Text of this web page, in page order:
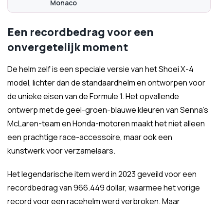
Monaco
Een recordbedrag voor een
onvergetelijk moment
De helm zelf is een speciale versie van het Shoei X-4
model, lichter dan de standaardhelm en ontworpen voor
de unieke eisen van de Formule 1. Het opvallende
ontwerp met de geel-groen-blauwe kleuren van Senna’s
McLaren-team en Honda-motoren maakt het niet alleen
een prachtige race-accessoire, maar ook een
kunstwerk voor verzamelaars.
Het legendarische item werd in 2023 geveild voor een
recordbedrag van 966.449 dollar, waarmee het vorige
record voor een racehelm werd verbroken. Maar